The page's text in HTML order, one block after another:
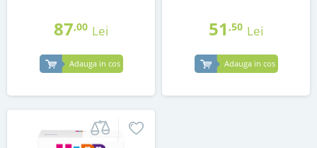
87,00 Lei
Adauga in cos
51 ,50 Lei
Adauga in cos